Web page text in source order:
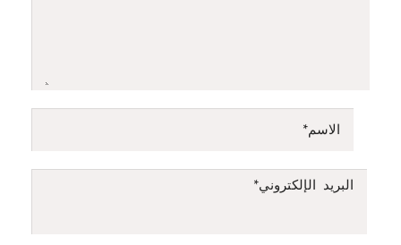
الاسم*
البريد الإلكتروني*